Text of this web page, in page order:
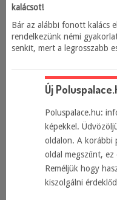
kalácsot!
Bár az alábbi fonott kalács
rendelkezünk némi
senkit, mert a legrosszabb
Új
Poluspalace.hu:
képekkel.
oldalon. A korábbi
oldal megszűnt, ez
Reméljük hogy
kiszolgálni